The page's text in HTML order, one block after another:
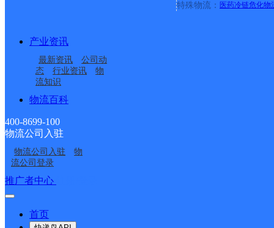
特殊物流： 医药冷链危化物
产业资讯
最新资讯
公司动
态
行业资讯
物
流知识
物流百科
400-8699-100
物流公司入驻
物流公司入驻
物
流公司登录
推广者中心
首页
抚州南城县营业部
江西南城县公司
南城县里塔镇合作点
ID5319
洪门邮政所
里塔邮政所
沙洲邮政所
接口API
API接口 DEMO下载